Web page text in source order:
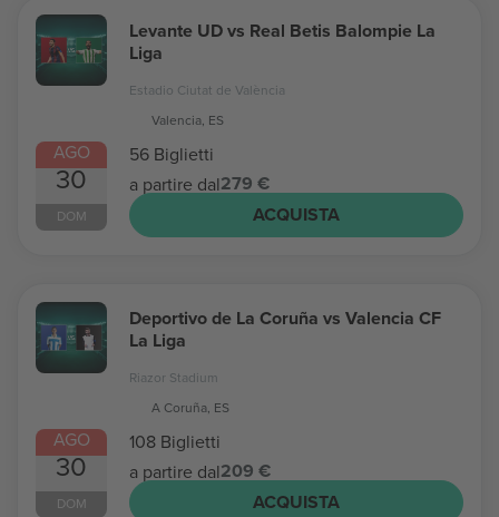
AGO
30
DOM
Levante UD vs Real Betis Balompie La
Liga
Estadio Ciutat de València
Valencia, ES
56 Biglietti
a partire dal279 €
ACQUISTA
AGO
30
DOM
Deportivo de La Coruña vs Valencia CF
La Liga
Riazor Stadium
A Coruña, ES
108 Biglietti
a partire dal209 €
ACQUISTA